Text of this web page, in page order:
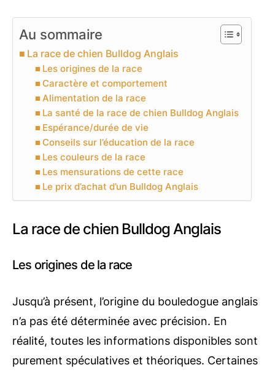
Au sommaire
La race de chien Bulldog Anglais
Les origines de la race
Caractère et comportement
Alimentation de la race
La santé de la race de chien Bulldog Anglais
Espérance/durée de vie
Conseils sur l’éducation de la race
Les couleurs de la race
Les mensurations de cette race
Le prix d’achat d’un Bulldog Anglais
La race de chien Bulldog Anglais
Les origines de la race
Jusqu’à présent, l’origine du bouledogue anglais
n’a pas été déterminée avec précision. En
réalité, toutes les informations disponibles sont
purement spéculatives et théoriques. Certaines